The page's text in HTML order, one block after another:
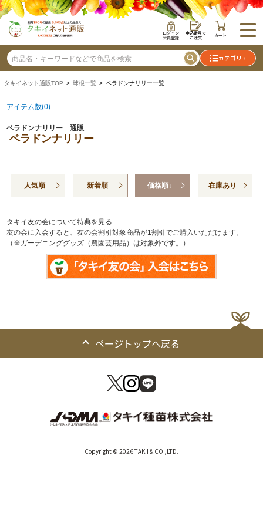
ログイン
会員登録
申込番号で
ご注文 カート
カテゴリ
タキイネット通販TOP > 球根一覧 > ベラドンナリリー一覧
アイテム数(0)
ベラドンナリリー 通販
ベラドンナリリー
人気順 新着順 価格順↓ 在庫あり
タキイ友の会について特典を見る
友の会に入会すると、友の会割引対象商品が1割引でご購入いただけます。
（※ガーデニンググッズ（農園芸用品）は対象外です。）
ページトップへ戻る
Copyright © 2026 TAKII & CO.,LTD.